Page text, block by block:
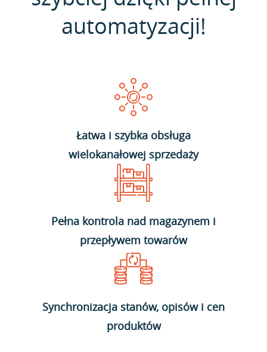
automatyzacji!
Łatwa i szybka obsługa
wielokanałowej sprzedaży
Pełna kontrola nad magazynem i
przepływem towarów
Synchronizacja stanów, opisów i cen
produktów